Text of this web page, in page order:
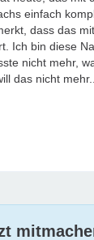
einfach
dass das
Ich bin diese
nicht mehr,
das nicht mehr...